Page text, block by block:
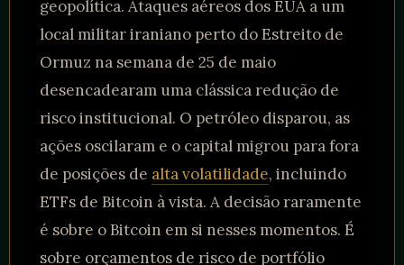
geopolítica. Ataques aéreos dos EUA a um
local militar iraniano perto do Estreito de
Ormuz na semana de 25 de maio
desencadearam uma clássica redução de
risco institucional. O petróleo disparou, as
ações oscilaram e o capital migrou para fora
de posições de alta volatilidade, incluindo
ETFs de Bitcoin à vista. A decisão raramente
é sobre o Bitcoin em si nesses momentos. É
sobre orçamentos de risco de portfólio